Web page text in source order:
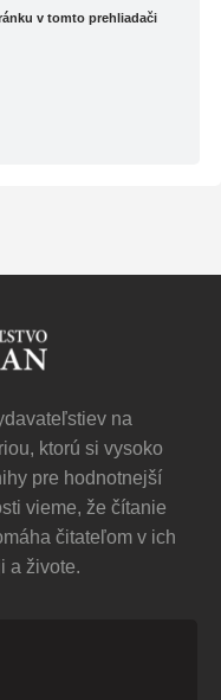
v tomto prehliadači
na
ktorú si vysoko
pre hodnotnejší
vieme, že čítanie
čitateľom v ich
a živote.